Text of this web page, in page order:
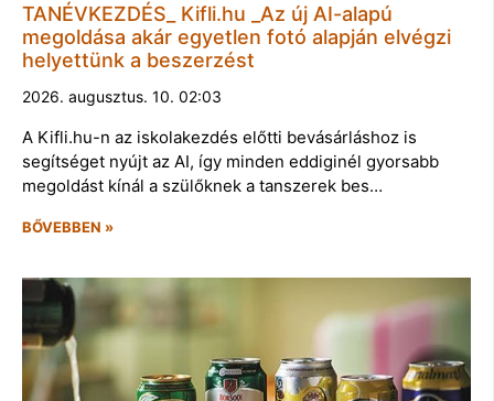
TANÉVKEZDÉS_ Kifli.hu _Az új AI-alapú
megoldása akár egyetlen fotó alapján elvégzi
helyettünk a beszerzést
2026. augusztus. 10. 02:03
A Kifli.hu-n az iskolakezdés előtti bevásárláshoz is
segítséget nyújt az AI, így minden eddiginél gyorsabb
megoldást kínál a szülőknek a tanszerek bes…
BŐVEBBEN »